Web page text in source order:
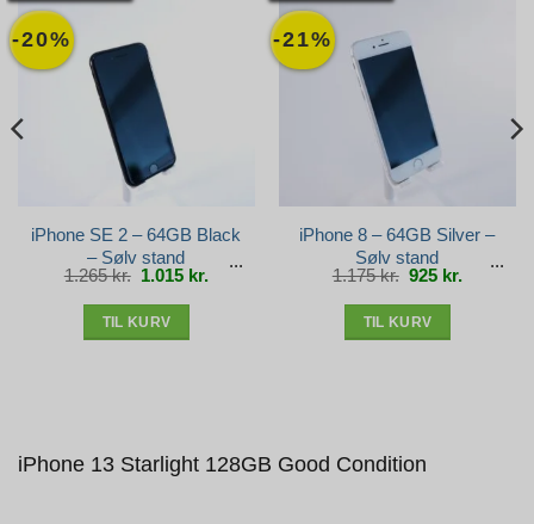
-20%
iPhone SE 2 – 64GB Black
– Sølv stand
1.265kr. Den
oprindelige
pris
1.015 kr. Den
aktuelle
pris
TIL KURV
-21%
iPhone 8 – 64GB Silver –
Sølv stand
1.175kr. Den
oprindelige
pris
925 kr. Den
aktuelle
pris
TIL KURV
iPhone 13 Starlight 128GB Good Condition